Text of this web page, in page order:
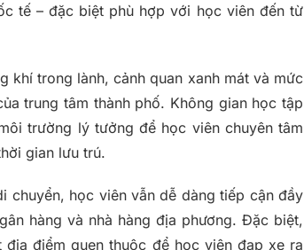
tế – đặc biệt phù hợp với học viên đến từ
khí trong lành, cảnh quan xanh mát và mức
trung tâm thành phố. Không gian học tập
trường lý tưởng để học viên chuyên tâm
gian lưu trú.
chuyển, học viên vẫn dễ dàng tiếp cận đầy
hàng và nhà hàng địa phương. Đặc biệt,
điểm quen thuộc để học viên đạp xe ra